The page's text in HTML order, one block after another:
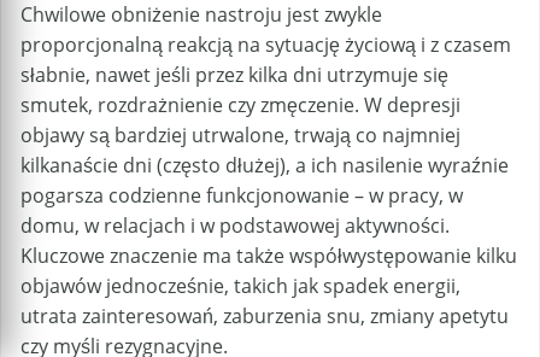
Chwilowe obniżenie nastroju jest zwykle
proporcjonalną reakcją na sytuację życiową i z czasem
słabnie, nawet jeśli przez kilka dni utrzymuje się
smutek, rozdrażnienie czy zmęczenie. W depresji
objawy są bardziej utrwalone, trwają co najmniej
kilkanaście dni (często dłużej), a ich nasilenie wyraźnie
pogarsza codzienne funkcjonowanie – w pracy, w
domu, w relacjach i w podstawowej aktywności.
Kluczowe znaczenie ma także współwystępowanie kilku
objawów jednocześnie, takich jak spadek energii,
utrata zainteresowań, zaburzenia snu, zmiany apetytu
czy myśli rezygnacyjne.